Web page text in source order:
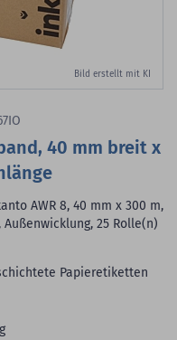
Bild erstellt mit KI
40 mm breit x
AWR 8, 40 mm x 300 m,
25 Rolle(n)
Papieretiketten